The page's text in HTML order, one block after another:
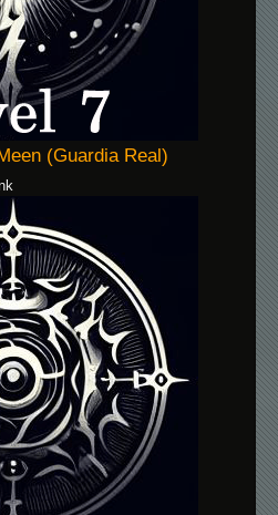
(Guardia Real)